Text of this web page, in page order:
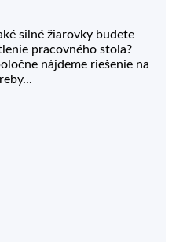
silné žiarovky budete
pracovného stola?
nájdeme riešenie na